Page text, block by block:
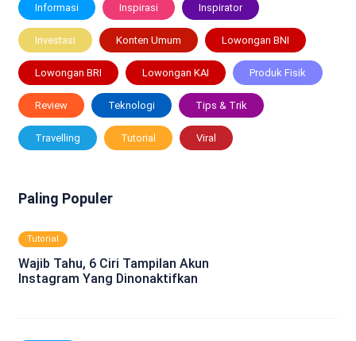
Informasi Inspirasi Inspirator
Investasi Konten Umum Lowongan BNI
Lowongan BRI Lowongan KAI Produk Fisik
Review Teknologi Tips & Trik
Travelling Tutorial Viral
Paling Populer
Tutorial
Wajib Tahu, 6 Ciri Tampilan Akun
Instagram Yang Dinonaktifkan